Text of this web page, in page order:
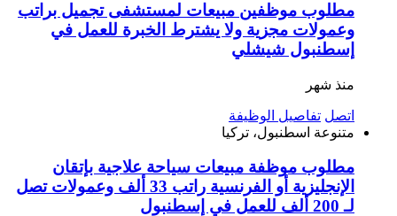
مطلوب موظفين مبيعات لمستشفى تجميل براتب
وعمولات مجزية ولا يشترط الخبرة للعمل في
إسطنبول شيشلي
منذ شهر
اتصل تفاصيل الوظيفة
متنوعة اسطنبول، تركيا
مطلوب موظفة مبيعات سياحة علاجية بإتقان
الإنجليزية أو الفرنسية راتب 33 ألف وعمولات تصل
لـ 200 ألف للعمل في إسطنبول